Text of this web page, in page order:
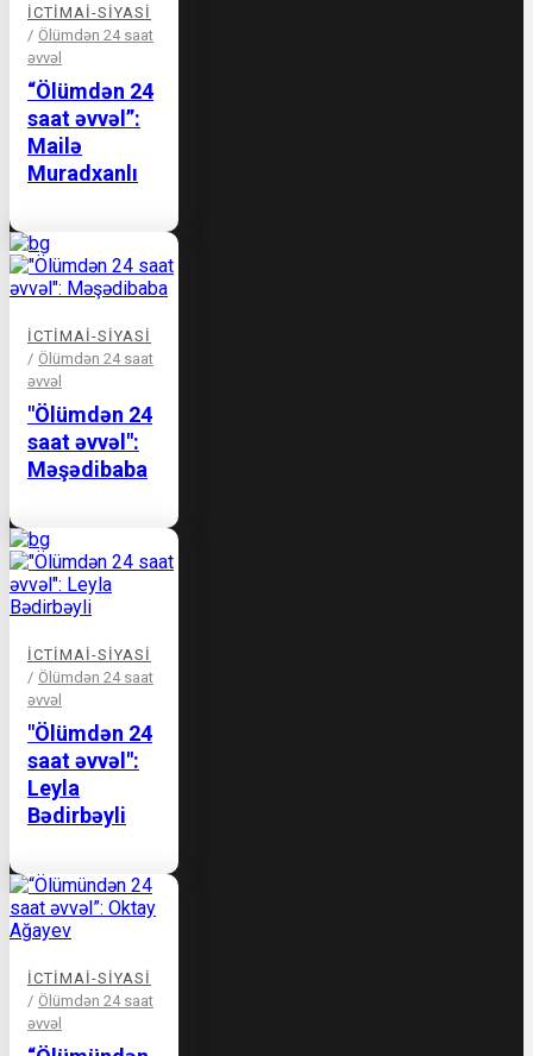
İCTIMAI-SIYASI
/ Ölümdən 24 saat
əvvəl
“Ölümdən 24
saat əvvəl”:
Mailə
Muradxanlı
İCTIMAI-SIYASI
/ Ölümdən 24 saat
əvvəl
"Ölümdən 24
saat əvvəl":
Məşədibaba
İCTIMAI-SIYASI
/ Ölümdən 24 saat
əvvəl
"Ölümdən 24
saat əvvəl":
Leyla
Bədirbəyli
İCTIMAI-SIYASI
/ Ölümdən 24 saat
əvvəl